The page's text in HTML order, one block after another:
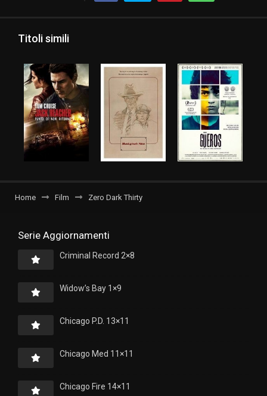
Titoli simili
Home Film Zero Dark Thirty
Serie Aggiornamenti
Criminal Record 2×8
Widow’s Bay 1×9
Chicago P.D. 13×11
Chicago Med 11×11
Chicago Fire 14×11